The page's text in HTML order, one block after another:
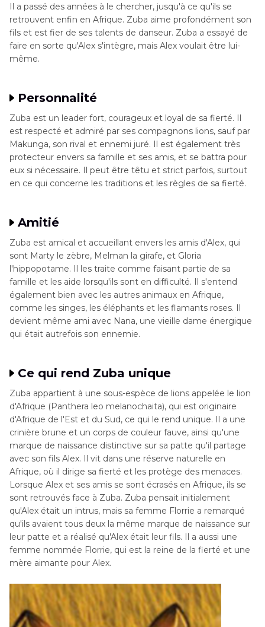
Il a passé des années à le chercher, jusqu'à ce qu'ils se
retrouvent enfin en Afrique. Zuba aime profondément son
fils et est fier de ses talents de danseur. Zuba a essayé de
faire en sorte qu'Alex s'intègre, mais Alex voulait être lui-
même.
Personnalité
Zuba est un leader fort, courageux et loyal de sa fierté. Il
est respecté et admiré par ses compagnons lions, sauf par
Makunga, son rival et ennemi juré. Il est également très
protecteur envers sa famille et ses amis, et se battra pour
eux si nécessaire. Il peut être têtu et strict parfois, surtout
en ce qui concerne les traditions et les règles de sa fierté.
Amitié
Zuba est amical et accueillant envers les amis d'Alex, qui
sont Marty le zèbre, Melman la girafe, et Gloria
l'hippopotame. Il les traite comme faisant partie de sa
famille et les aide lorsqu'ils sont en difficulté. Il s'entend
également bien avec les autres animaux en Afrique,
comme les singes, les éléphants et les flamants roses. Il
devient même ami avec Nana, une vieille dame énergique
qui était autrefois son ennemie.
Ce qui rend Zuba unique
Zuba appartient à une sous-espèce de lions appelée le lion
d'Afrique (Panthera leo melanochaita), qui est originaire
d'Afrique de l'Est et du Sud, ce qui le rend unique. Il a une
crinière brune et un corps de couleur fauve, ainsi qu'une
marque de naissance distinctive sur sa patte qu'il partage
avec son fils Alex. Il vit dans une réserve naturelle en
Afrique, où il dirige sa fierté et les protège des menaces.
Lorsque Alex et ses amis se sont écrasés en Afrique, ils se
sont retrouvés face à Zuba. Zuba pensait initialement
qu'Alex était un intrus, mais sa femme Florrie a remarqué
qu'ils avaient tous deux la même marque de naissance sur
leur patte et a réalisé qu'Alex était leur fils. Il a aussi une
femme nommée Florrie, qui est la reine de la fierté et une
mère aimante pour Alex.